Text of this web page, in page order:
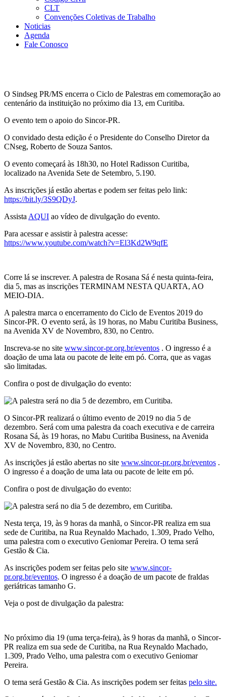
CLT
Convenções Coletivas de Trabalho
Noticias
Agenda
Fale Conosco
O Sindseg PR/MS encerra o Ciclo de Palestras em comemoração ao
centenário da instituição no próximo dia 13, em Curitiba.
O evento tem o apoio do Sincor-PR.
O convidado desta edição é o Presidente do Conselho Diretor da
CNseg, Roberto de Souza Santos.
O evento começará às 18h30, no Hotel Radisson Curitiba,
localizado na Avenida Sete de Setembro, 5.190.
As inscrições já estão abertas e podem ser feitas pelo link:
https://bit.ly/3S9QDyJ.
Assista AQUI ao vídeo de divulgação do evento.
Para acessar e assistir à palestra acesse:
https://www.youtube.com/watch?v=El3Kd2W9qfE
Corre lá se inscrever. A palestra de Rosana Sá é nesta quinta-feira,
dia 5, mas as inscrições TERMINAM NESTA QUARTA, AO
MEIO-DIA.
A palestra marca o encerramento do Ciclo de Eventos 2019 do
Sincor-PR. O evento será, às 19 horas, no Mabu Curitiba Business,
na Avenida XV de Novembro, 830, no Centro.
Inscreva-se no site www.sincor-pr.org.br/eventos . O ingresso é a
doação de uma lata ou pacote de leite em pó. Corra, que as vagas
são limitadas.
Confira o post de divulgação do evento:
O Sincor-PR realizará o último evento de 2019 no dia 5 de
dezembro. Será com uma palestra da coach executiva e de carreira
Rosana Sá, às 19 horas, no Mabu Curitiba Business, na Avenida
XV de Novembro, 830, no Centro.
As inscrições já estão abertas no site www.sincor-pr.org.br/eventos .
O ingresso é a doação de uma lata ou pacote de leite em pó.
Confira o post de divulgação do evento:
Nesta terça, 19, às 9 horas da manhã, o Sincor-PR realiza em sua
sede de Curitiba, na Rua Reynaldo Machado, 1.309, Prado Velho,
uma palestra com o executivo Geniomar Pereira. O tema será
Gestão & Cia.
As inscrições podem ser feitas pelo site www.sincor-
pr.org.br/eventos. O ingresso é a doação de um pacote de fraldas
geriátricas tamanho G.
Veja o post de divulgação da palestra:
No próximo dia 19 (uma terça-feira), às 9 horas da manhã, o Sincor-
PR realiza em sua sede de Curitiba, na Rua Reynaldo Machado,
1.309, Prado Velho, uma palestra com o executivo Geniomar
Pereira.
O tema será Gestão & Cia. As inscrições podem ser feitas pelo site.